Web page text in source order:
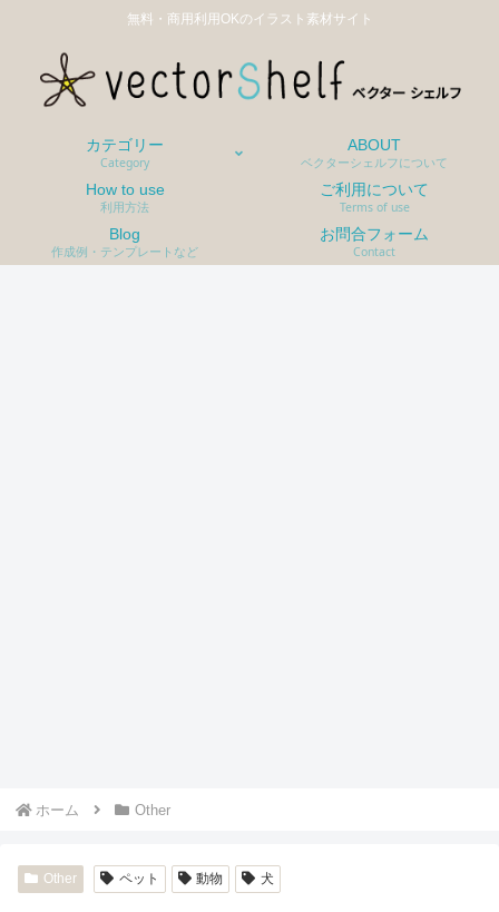
無料・商用利用OKのイラスト素材サイト
カテゴリー
Category
ABOUT
ベクターシェルフについて
How to use
利用方法
ご利用について
Terms of use
Blog
作成例・テンプレートなど
お問合フォーム
Contact
ホーム Other
Other ペット 動物 犬